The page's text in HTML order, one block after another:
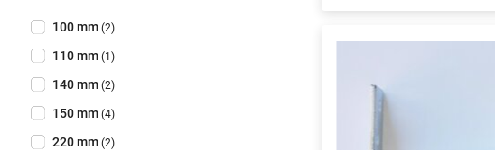
Ontvouwing (Optioneel)
100 mm (2)
110 mm (1)
140 mm (2)
150 mm (4)
220 mm (2)